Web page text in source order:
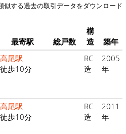
似する過去の取引データをダウンロード
最寄駅 総戸数
構
造
築年
高尾駅
徒歩10分
RC
造
2005
年
高尾駅
徒歩10分
RC
造
2011
年